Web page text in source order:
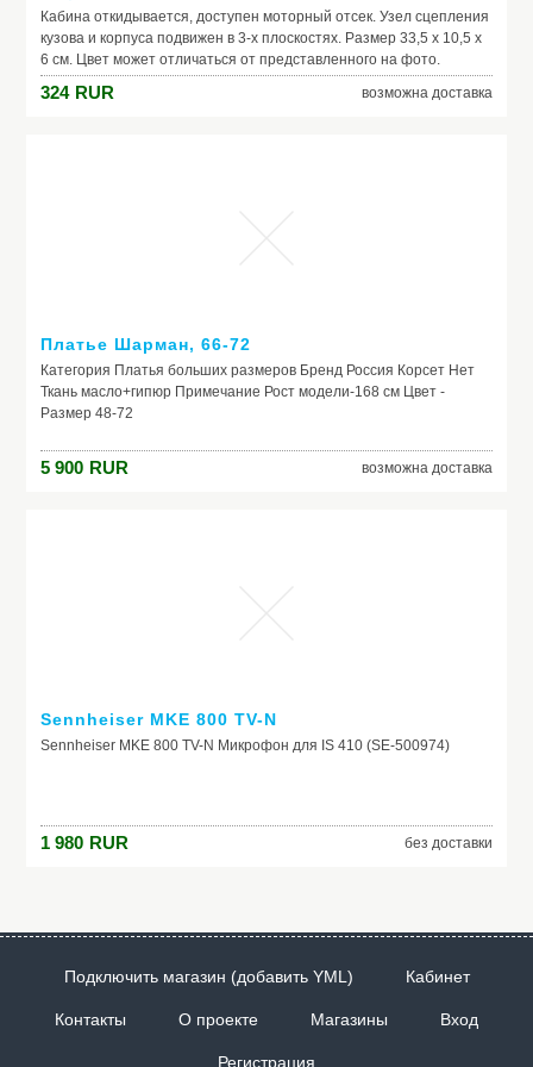
Производитель: Samsung
Модель: ME83XR (черный)
Кабина откидывается, доступен моторный отсек. Узел сцепления
кузова и корпуса подвижен в 3-х плоскостях. Размер 33,5 х 10,5 х
6 см. Цвет может отличаться от представленного на фото.
324 RUR возможна доставка
Платье Шарман, 66-72
Категория Платья больших размеров Бренд Россия Корсет Нет
Ткань масло+гипюр Примечание Рост модели-168 см Цвет -
Размер 48-72
Внимание! Данное платье шьется на заказ. Сроки выполнения
заказа от 14 дней (зависит от сезона).
5 900 RUR возможна доставка
Sennheiser MKE 800 TV-N
Sennheiser MKE 800 TV-N Микрофон для IS 410 (SE-500974)
1 980 RUR без доставки
Подключить магазин (добавить YML) Кабинет
Контакты О проекте Магазины Вход
Регистрация